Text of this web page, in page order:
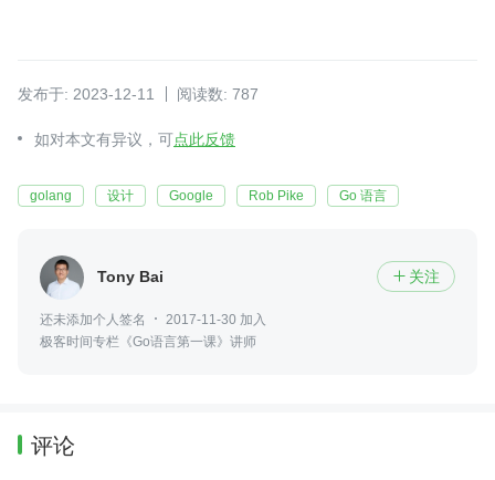
发布于: 2023-12-11 阅读数: 787
如对本文有异议，可点此反馈
golang 设计 Google Rob Pike Go 语言
Tony Bai  关注
还未添加个人签名
2017-11-30 加入
极客时间专栏《Go语言第一课》讲师
评论